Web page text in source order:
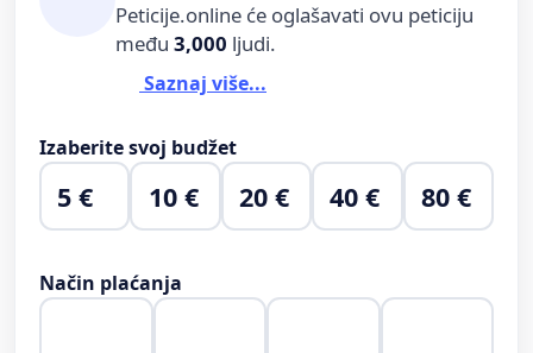
Peticije.online će oglašavati ovu peticiju
među 3,000 ljudi.
Saznaj više...
Izaberite svoj budžet
5 € 10 € 20 € 40 € 80 €
Način plaćanja